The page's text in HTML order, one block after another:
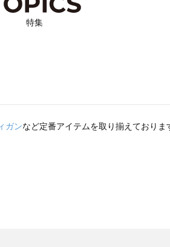
特集
ガンなど定番アイテムを取り揃えておりま